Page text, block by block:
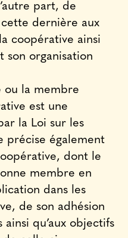
part, de
dernière aux
coopérative ainsi
son organisation
ou la membre
est une
la Loi sur les
précise également
dont le
membre en
dans les
de son adhésion
qu’aux objectifs